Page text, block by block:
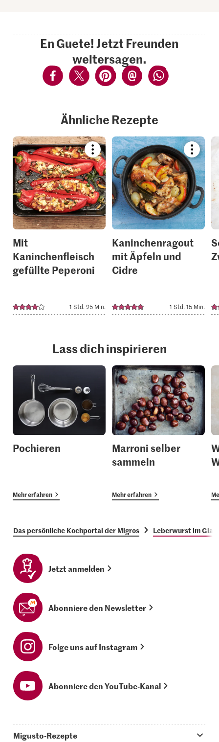
En Guete! Jetzt Freunden
weitersagen.
Ähnliche Rezepte
Bookmark
recipe
or
add
it
to
your
collections.
Mit
Kaninchenfleisch
gefüllte Peperoni
1 Std. 25 Min.
recipe
or
add
to
your
Kaninchenragout
mit Äpfeln und
Cidre
1 Std. 15 Min.
Lass dich inspirieren
Pochieren
Mehr erfahren
Marroni selber
sammeln
Mehr erfahren
Das persönliche Kochportal der Migros Leberwurst im
Jetzt anmelden
Abonniere den Newsletter
Folge uns auf Instagram
Abonniere den YouTube-Kanal
Migusto-Rezepte